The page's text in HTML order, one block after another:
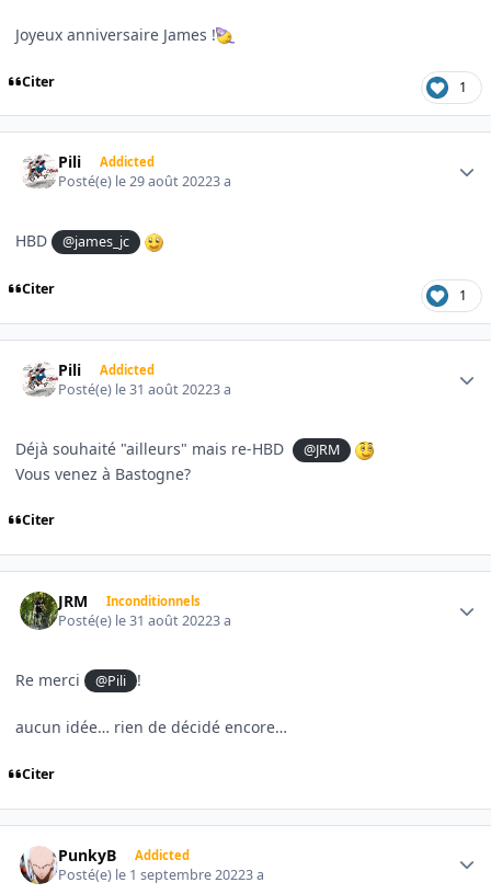
Joyeux anniversaire James !
Citer 1
Pili Addicted
Posté(e) le 29 août 20223 a
HBD @james_jc
Citer 1
Pili Addicted
Posté(e) le 31 août 20223 a
Déjà souhaité "ailleurs" mais re-HBD @JRM
Vous venez à Bastogne?
Citer
JRM Inconditionnels
Posté(e) le 31 août 20223 a
Re merci @Pili !
aucun idée… rien de décidé encore…
Citer
PunkyB Addicted
Posté(e) le 1 septembre 20223 a